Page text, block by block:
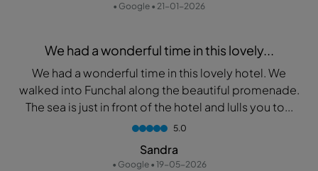
• Google • 21-01-2026
We had a wonderful time in this lovely...
We had a wonderful time in this lovely hotel. We
walked into Funchal along the beautiful promenade.
The sea is just in front of the hotel and lulls you to...
5.0
Sandra
• Google • 19-05-2026